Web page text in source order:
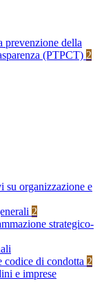
prevenzione della
(PTPCT) 2
su organizzazione e
2
strategico-
codice di condotta 2
e imprese